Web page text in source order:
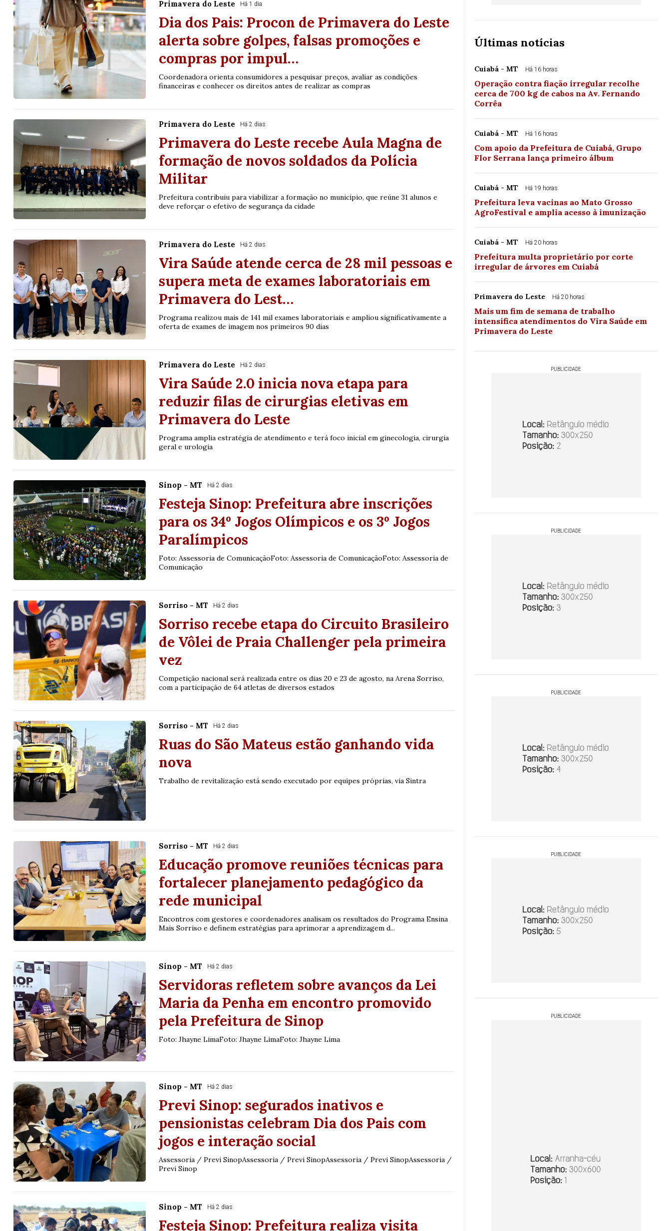
Primavera do Leste Há 1 dia
Dia dos Pais: Procon de Primavera do Leste
alerta sobre golpes, falsas promoções e
compras por impul…
Coordenadora orienta consumidores a pesquisar preços, avaliar as condições
financeiras e conhecer os direitos antes de realizar as compras
Primavera do Leste Há 2 dias
Primavera do Leste recebe Aula Magna de
formação de novos soldados da Polícia
Militar
Prefeitura contribuiu para viabilizar a formação no município, que reúne 31 alunos e
deve reforçar o efetivo de segurança da cidade
Primavera do Leste Há 2 dias
Vira Saúde atende cerca de 28 mil pessoas e
supera meta de exames laboratoriais em
Primavera do Lest…
Programa realizou mais de 141 mil exames laboratoriais e ampliou significativamente a
oferta de exames de imagem nos primeiros 90 dias
Primavera do Leste Há 2 dias
Vira Saúde 2.0 inicia nova etapa para
reduzir filas de cirurgias eletivas em
Primavera do Leste
Programa amplia estratégia de atendimento e terá foco inicial em ginecologia, cirurgia
geral e urologia
Sinop - MT Há 2 dias
Festeja Sinop: Prefeitura abre inscrições
para os 34º Jogos Olímpicos e os 3º Jogos
Paralímpicos
Foto: Assessoria de ComunicaçãoFoto: Assessoria de ComunicaçãoFoto: Assessoria de
Comunicação
Sorriso - MT Há 2 dias
Sorriso recebe etapa do Circuito Brasileiro
de Vôlei de Praia Challenger pela primeira
vez
Competição nacional será realizada entre os dias 20 e 23 de agosto, na Arena Sorriso,
com a participação de 64 atletas de diversos estados
Sorriso - MT Há 2 dias
Ruas do São Mateus estão ganhando vida
nova
Trabalho de revitalização está sendo executado por equipes próprias, via Sintra
Sorriso - MT Há 2 dias
Educação promove reuniões técnicas para
fortalecer planejamento pedagógico da
rede municipal
Encontros com gestores e coordenadores analisam os resultados do Programa Ensina
Mais Sorriso e definem estratégias para aprimorar a aprendizagem d...
Sinop - MT Há 2 dias
Servidoras refletem sobre avanços da Lei
Maria da Penha em encontro promovido
pela Prefeitura de Sinop
Foto: Jhayne LimaFoto: Jhayne LimaFoto: Jhayne Lima
Sinop - MT Há 2 dias
Previ Sinop: segurados inativos e
pensionistas celebram Dia dos Pais com
jogos e interação social
Assessoria / Previ SinopAssessoria / Previ SinopAssessoria / Previ SinopAssessoria /
Previ Sinop
Sinop - MT Há 2 dias
Festeja Sinop: Prefeitura realiza visita
Últimas notícias
Cuiabá - MT Há 16 horas
Operação contra fiação irregular recolhe
cerca de 700 kg de cabos na Av. Fernando
Corrêa
Cuiabá - MT Há 16 horas
Com apoio da Prefeitura de Cuiabá, Grupo
Flor Serrana lança primeiro álbum
Cuiabá - MT Há 19 horas
Prefeitura leva vacinas ao Mato Grosso
AgroFestival e amplia acesso à imunização
Cuiabá - MT Há 20 horas
Prefeitura multa proprietário por corte
irregular de árvores em Cuiabá
Primavera do Leste Há 20 horas
Mais um fim de semana de trabalho
intensifica atendimentos do Vira Saúde em
Primavera do Leste
PUBLICIDADE
PUBLICIDADE
PUBLICIDADE
PUBLICIDADE
PUBLICIDADE